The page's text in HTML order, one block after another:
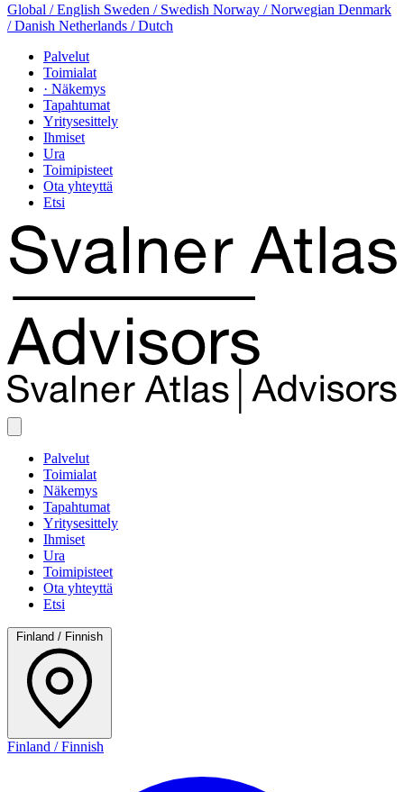
Global / English Sweden / Swedish Norway / Norwegian Denmark
/ Danish Netherlands / Dutch
Palvelut
Toimialat
· Näkemys
Tapahtumat
Yritysesittely
Ihmiset
Ura
Toimipisteet
Ota yhteyttä
Etsi
Palvelut
Toimialat
Näkemys
Tapahtumat
Yritysesittely
Ihmiset
Ura
Toimipisteet
Ota yhteyttä
Etsi
Finland / Finnish
Finland / Finnish